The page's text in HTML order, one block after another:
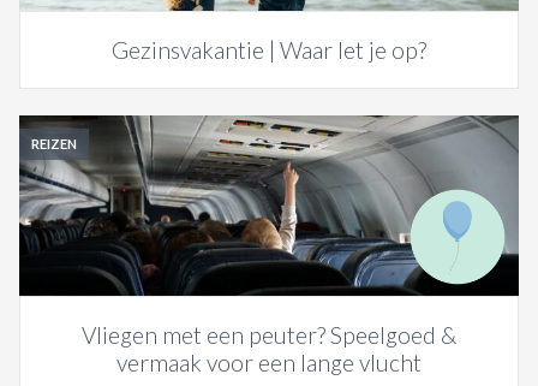
Gezinsvakantie | Waar let je op?
REIZEN
Vliegen met een peuter? Speelgoed &
vermaak voor een lange vlucht